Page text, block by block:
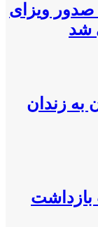
صدور ویزای
شد
به زندان
هرات بازداشت